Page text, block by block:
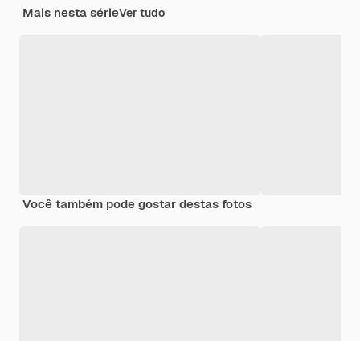
Mais nesta sérieVer tudo
Você também pode gostar destas fotos